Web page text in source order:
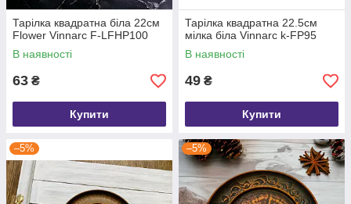
Тарілка квадратна біла 22см
Flower Vinnarc F-LFHP100
В наявності
63 ₴
Купити
Тарілка квадратна 22.5см
мілка біла Vinnarc k-FP95
В наявності
49 ₴
Купити
–5% –5%